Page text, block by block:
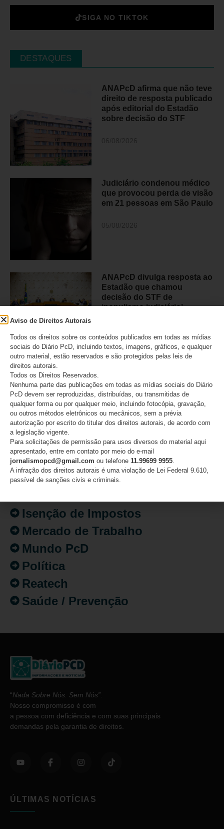
SIGA NO TIKTOK
DESTAQUES
ANAPcD afirma que não teve
direito de resposta publicado
após editorial do Estadão
sobre decisão do STF
Judiciário condenou médico
que provocou perda de visão
em 21 pessoas em São Paulo
ANAPcD divulga resposta ao
Estadão que chamou
decisão do STF de
‘populismo judiciário’
CATEGORIAS
Acessibilidade
Artigo/Opinião
Atualidades
Destaques
Fatos
Isenção de Impostos
Mercado de Trabalho
Mundo PcD
Política
Reatech
Saúde / Prevenção
“Nada Sobre Nós. Sem Nós”
Nosso compromisso é com
a pessoa com deficiência e com suas principais
demandas pela garantia de direitos.
ÚLTIMAS NOTÍCIAS
Aviso de Direitos Autorais
Todos os direitos sobre os conteúdos publicados em todas as mídias
sociais do Diário PcD, incluindo textos, imagens, gráficos, e qualquer
outro material, estão reservados e são protegidos pelas leis de
direitos autorais.
Todos os Direitos Reservados.
Nenhuma parte das publicações em todas as mídias sociais do Diário
PcD devem ser reproduzidas, distribuídas, ou transmitidas de
qualquer forma ou por qualquer meio, incluindo fotocópia, gravação,
ou outros métodos eletrônicos ou mecânicos, sem a prévia
autorização por escrito do titular dos direitos autorais, de acordo com
a legislação vigente.
Para solicitações de permissão para usos diversos do material aqui
apresentado, entre em contato por meio do e-mail
jornalismopcd@gmail.com ou telefone 11.99699 9955.
A infração dos direitos autorais é uma violação de Lei Federal 9.610,
passível de sanções civis e criminais.